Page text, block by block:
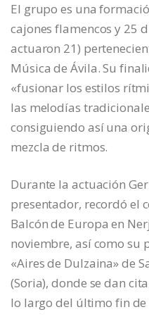
El grupo es una
cajones flamencos y 25
actuaron 21)
Música de Ávila. Su
«fusionar los estilos
las melodías
consiguiendo así una
mezcla de ritmos.
Durante la actuación
presentador, recordó el
Balcón de Europa en
noviembre, así como su
«Aires de Dulzaina» de
(Soria), donde se dan
lo largo del último fin